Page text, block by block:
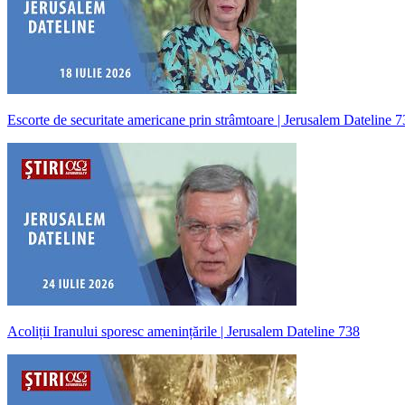
Escorte de securitate americane prin strâmtoare | Jerusalem Dateline
Acoliții Iranului sporesc amenințările | Jerusalem Dateline 738